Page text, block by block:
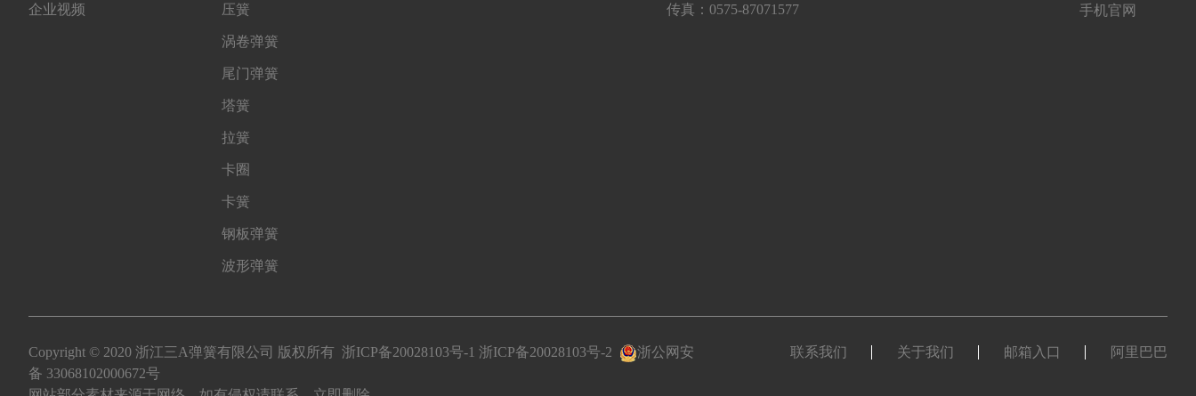
企业视频 压簧
涡卷弹簧
尾门弹簧
塔簧
拉簧
卡圈
卡簧
钢板弹簧
波形弹簧
传真：0575-87071577 手机官网
联系我们 关于我们 邮箱入口 阿里巴巴
Copyright © 2020 浙江三A弹簧有限公司 版权所有 浙ICP备20028103号-1 浙ICP备20028103号-2
浙公网安
备 33068102000672号